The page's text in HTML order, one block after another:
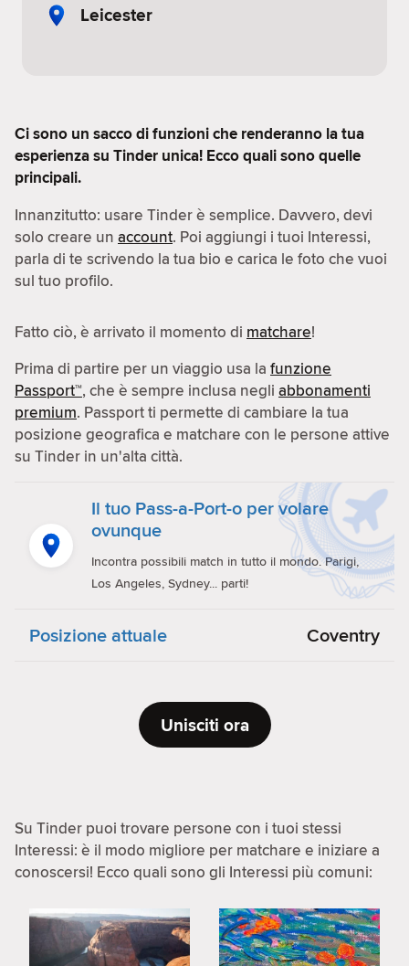
Leicester
Ci sono un sacco di funzioni che renderanno la tua
esperienza su Tinder unica! Ecco quali sono quelle
principali.
Innanzitutto: usare Tinder è semplice. Davvero, devi
solo creare un account. Poi aggiungi i tuoi Interessi,
parla di te scrivendo la tua bio e carica le foto che vuoi
sul tuo profilo.
Fatto ciò, è arrivato il momento di matchare!
Prima di partire per un viaggio usa la funzione
Passport™, che è sempre inclusa negli abbonamenti
premium. Passport ti permette di cambiare la tua
posizione geografica e matchare con le persone attive
su Tinder in un'alta città.
Il tuo Pass-a-Port-o per volare
ovunque
Incontra possibili match in tutto il mondo. Parigi,
Los Angeles, Sydney... parti!
Posizione attuale Coventry
Unisciti ora
Su Tinder puoi trovare persone con i tuoi stessi
Interessi: è il modo migliore per matchare e iniziare a
conoscersi! Ecco quali sono gli Interessi più comuni: